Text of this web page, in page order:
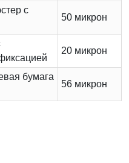
с
50 микрон
20 микрон
бумага
56 микрон